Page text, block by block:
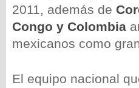
2011, además de
Congo y Colombia
mexicanos como
El equipo nacional